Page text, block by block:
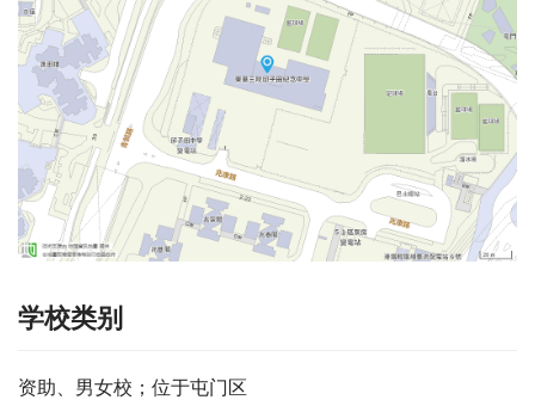
学校类别
资助、男女校；位于屯门区